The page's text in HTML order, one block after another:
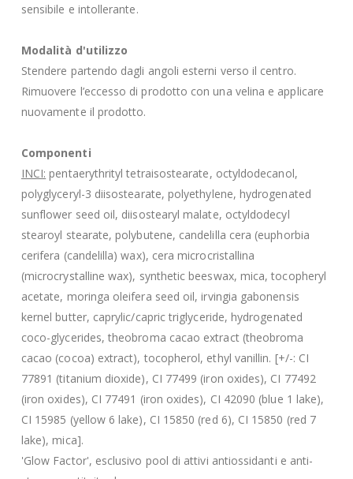
sensibile e intollerante.
Modalità d'utilizzo
Stendere partendo dagli angoli esterni verso il centro.
Rimuovere l’eccesso di prodotto con una velina e applicare
nuovamente il prodotto.
Componenti
INCI: pentaerythrityl tetraisostearate, octyldodecanol,
polyglyceryl-3 diisostearate, polyethylene, hydrogenated
sunflower seed oil, diisostearyl malate, octyldodecyl
stearoyl stearate, polybutene, candelilla cera (euphorbia
cerifera (candelilla) wax), cera microcristallina
(microcrystalline wax), synthetic beeswax, mica, tocopheryl
acetate, moringa oleifera seed oil, irvingia gabonensis
kernel butter, caprylic/capric triglyceride, hydrogenated
coco-glycerides, theobroma cacao extract (theobroma
cacao (cocoa) extract), tocopherol, ethyl vanillin. [+/-: CI
77891 (titanium dioxide), CI 77499 (iron oxides), CI 77492
(iron oxides), CI 77491 (iron oxides), CI 42090 (blue 1 lake),
CI 15985 (yellow 6 lake), CI 15850 (red 6), CI 15850 (red 7
lake), mica].
'Glow Factor', esclusivo pool di attivi antiossidanti e anti-